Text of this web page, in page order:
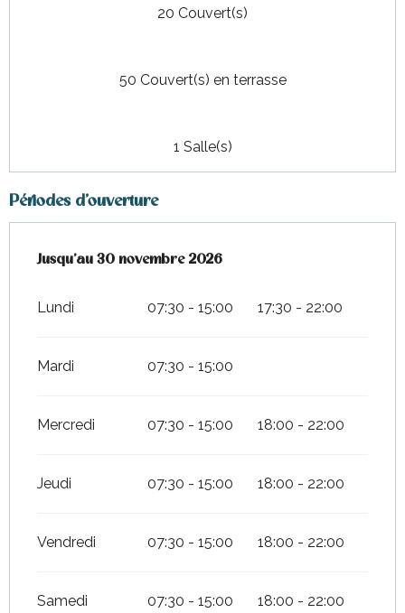
20 Couvert(s)
50 Couvert(s) en terrasse
1 Salle(s)
Périodes d'ouverture
Du13 mars 2026au30 novembre 2026
Jusqu'au 30 novembre 2026
Lundi 07:30 - 15:00 17:30 - 22:00
Mardi 07:30 - 15:00
Mercredi 07:30 - 15:00 18:00 - 22:00
Jeudi 07:30 - 15:00 18:00 - 22:00
Vendredi 07:30 - 15:00 18:00 - 22:00
Samedi 07:30 - 15:00 18:00 - 22:00